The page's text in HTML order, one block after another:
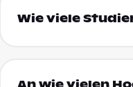
Wie viele